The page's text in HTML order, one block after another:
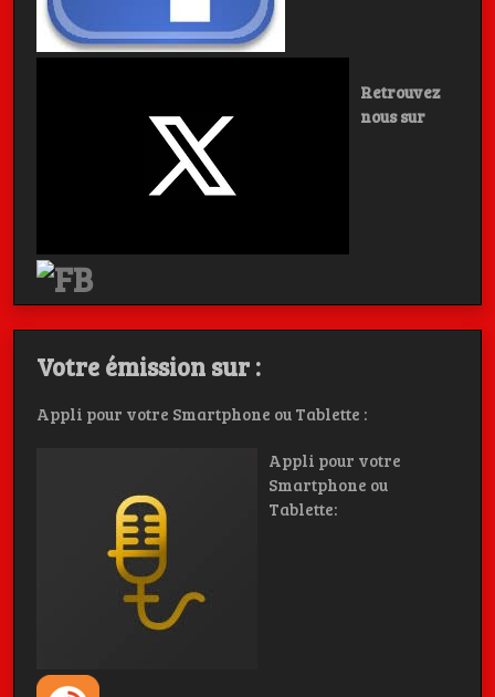
Retrouvez
nous sur
Votre émission sur :
Appli pour votre Smartphone ou Tablette :
Appli pour votre
Smartphone ou
Tablette: